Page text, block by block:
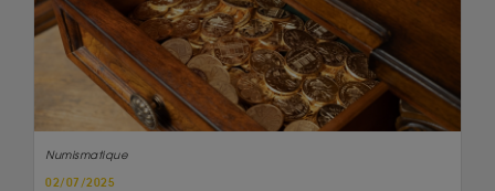
Numismatique
02/07/2025